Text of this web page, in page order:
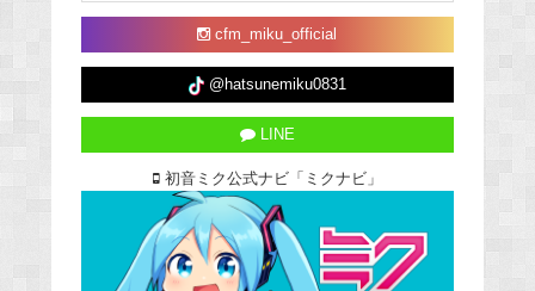
cfm_miku_official
@hatsunemiku0831
LINE
初音ミク公式ナビ「ミクナビ」